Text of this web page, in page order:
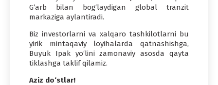
G‘arb bilan bog‘laydigan global tranzit
markaziga aylantiradi.
Biz investorlarni va xalqaro tashkilotlarni bu
yirik mintaqaviy loyihalarda qatnashishga,
Buyuk Ipak yo‘lini zamonaviy asosda qayta
tiklashga taklif qilamiz.
Aziz do‘stlar!